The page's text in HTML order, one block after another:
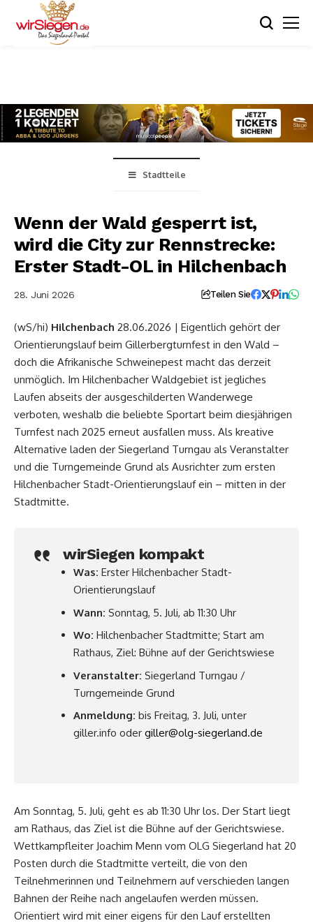
Stadtteile
Wenn der Wald gesperrt ist,
wird die City zur Rennstrecke:
Erster Stadt-OL in Hilchenbach
28. Juni 2026 Teilen Sie
(wS/hi) Hilchenbach 28.06.2026 | Eigentlich gehört der
Orientierungslauf beim Gillerbergturnfest in den Wald –
doch die Afrikanische Schweinepest macht das derzeit
unmöglich. Im Hilchenbacher Waldgebiet ist jegliches
Laufen abseits der ausgeschilderten Wanderwege
verboten, weshalb die beliebte Sportart beim diesjährigen
Turnfest nach 2025 erneut ausfallen muss. Als kreative
Alternative laden der Siegerland Turngau als Veranstalter
und die Turngemeinde Grund als Ausrichter zum ersten
Hilchenbacher Stadt-Orientierungslauf ein – mitten in der
Stadtmitte.
wirSiegen kompakt
Was: Erster Hilchenbacher Stadt-
Orientierungslauf
Wann: Sonntag, 5. Juli, ab 11:30 Uhr
Wo: Hilchenbacher Stadtmitte; Start am
Rathaus, Ziel: Bühne auf der Gerichtswiese
Veranstalter: Siegerland Turngau /
Turngemeinde Grund
Anmeldung: bis Freitag, 3. Juli, unter
giller.info oder giller@olg-siegerland.de
Am Sonntag, 5. Juli, geht es ab 11:30 Uhr los. Der Start liegt
am Rathaus, das Ziel ist die Bühne auf der Gerichtswiese.
Wettkampfleiter Joachim Menn vom OLG Siegerland hat 20
Posten durch die Stadtmitte verteilt, die von den
Teilnehmerinnen und Teilnehmern auf verschieden langen
Bahnen der Reihe nach angelaufen werden müssen.
Orientiert wird mit einer eigens für den Lauf erstellten